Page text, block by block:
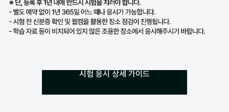
시험 응시 상세 가이드